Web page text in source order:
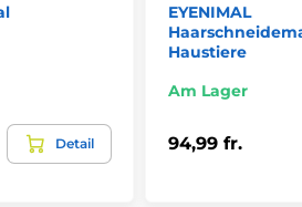
Detail
EYENIMAL
Haustiere
Am Lager
94,99 fr.